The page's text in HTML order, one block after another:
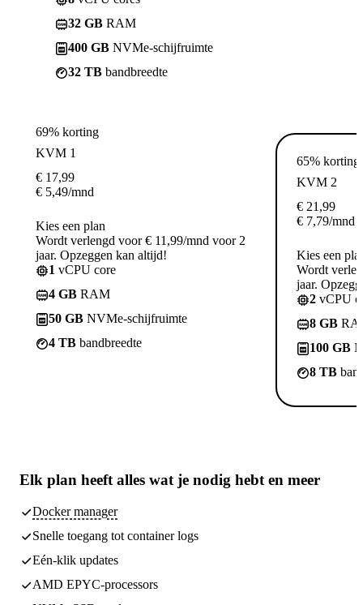
32 GB RAM
400 GB NVMe-schijfruimte
32 TB bandbreedte
69% korting
KVM 1
€ 17,99
€ 5,49/mnd
Kies een plan
Wordt verlengd voor € 11,99/mnd voor 2
jaar. Opzeggen kan altijd!
1 vCPU core
4 GB RAM
50 GB NVMe-schijfruimte
4 TB bandbreedte
65% korting
KVM 2
€ 21,99
€ 7,79/mnd
Kies een
Wordt
jaar.
2 vCPU
8 GB
100 GB
8 TB
Elk plan heeft alles wat je nodig hebt en meer
Docker manager
Snelle toegang tot container logs
Eén-klik updates
AMD EPYC-processors